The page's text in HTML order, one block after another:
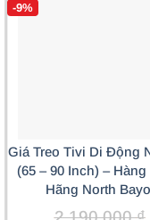
-9%
Giá Treo Tivi Di Động
(65 – 90 Inch) –
Hãng North